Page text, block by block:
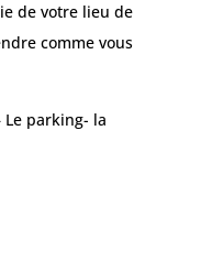
de votre lieu de
comme vous
Le parking- la